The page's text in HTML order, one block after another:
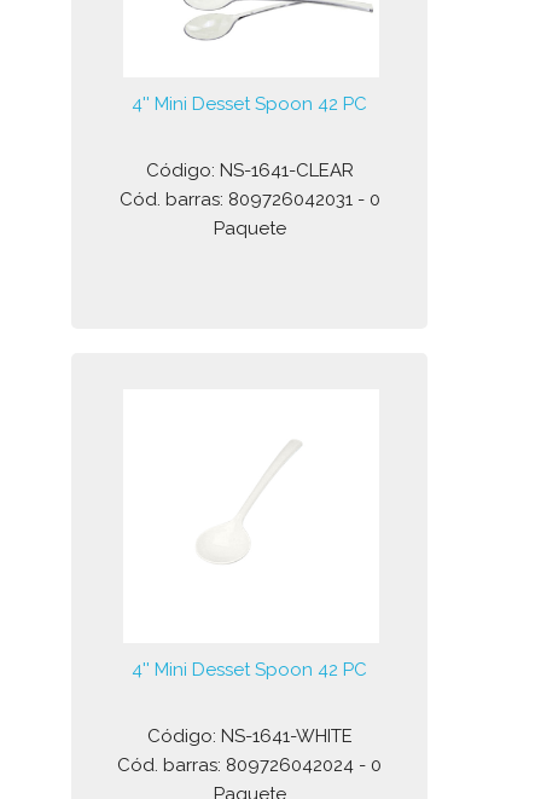
4'' Mini Desset Spoon 42 PC
Código: NS-1641-CLEAR
Cód. barras: 809726042031 - 0
Paquete
4'' Mini Desset Spoon 42 PC
Código: NS-1641-WHITE
Cód. barras: 809726042024 - 0
Paquete